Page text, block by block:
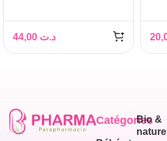
د.ت
Catégories
Bio &
naturel